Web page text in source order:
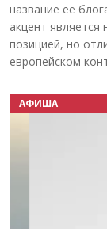
название её
акцент
позицией, но
европейском
АФИША